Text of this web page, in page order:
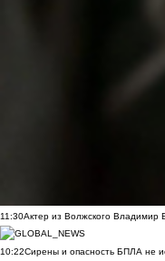
11:30Актер из Волжского Владимир
10:22Сирены и опасность БПЛА не